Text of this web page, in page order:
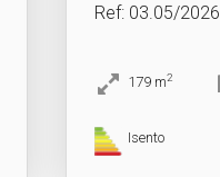
Ref: 03.05/2026
179 m2
Isento